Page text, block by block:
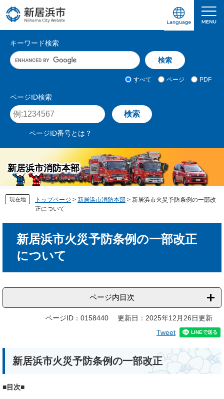
ー
ニ
愛媛県新居浜市ホームページ｜四国屈指の臨海
キーワード検索
キ
ー
ド
力
すべて ページ PDF
ページID検索
ペ
ー
D
入
力
ページID番号とは？
新居浜市消防本部
現在地 トップページ > 新居浜市消防本部 > 新居浜市火災予防条例の一部改
正について
新居浜市火災予防条例の一部改正
について
ページ内目次
ページID：0158440
更新日：2025年12月26日更新
Tweet
新居浜市火災予防条例の一部改正
■目次■